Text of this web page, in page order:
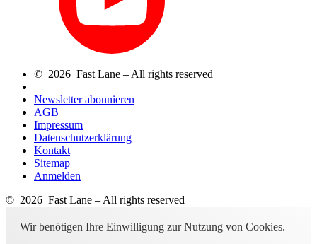
© 2026 Fast Lane – All rights reserved
Newsletter abonnieren
AGB
Impressum
Datenschutzerklärung
Kontakt
Sitemap
Anmelden
© 2026 Fast Lane – All rights reserved
Wir benötigen Ihre Einwilligung zur Nutzung von Cookies.